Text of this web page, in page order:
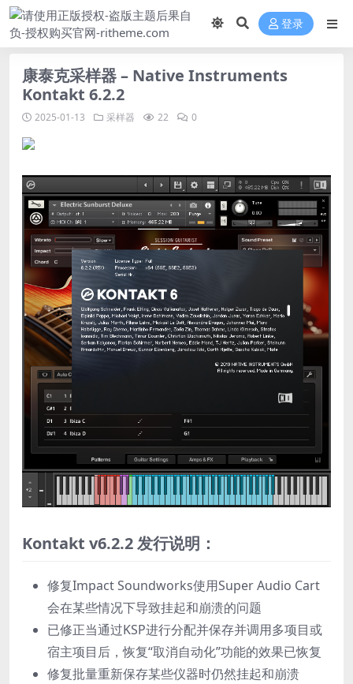
登录
康泰克采样器 – Native Instruments
Kontakt 6.2.2
2025-01-13 采样器 22 0
Kontakt v6.2.2 发行说明：
修复Impact Soundworks使用Super Audio Cart
会在某些情况下导致挂起和崩溃的问题
已修正当通过KSP进行分配并保存并调用多项目或
宿主项目后，恢复“取消自动化”功能的效果已恢复
修复批量重新保存某些仪器时仍然挂起和崩溃